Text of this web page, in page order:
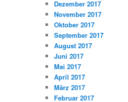
Dezember 2017
November 2017
Oktober 2017
September 2017
August 2017
Juni 2017
Mai 2017
April 2017
März 2017
Februar 2017